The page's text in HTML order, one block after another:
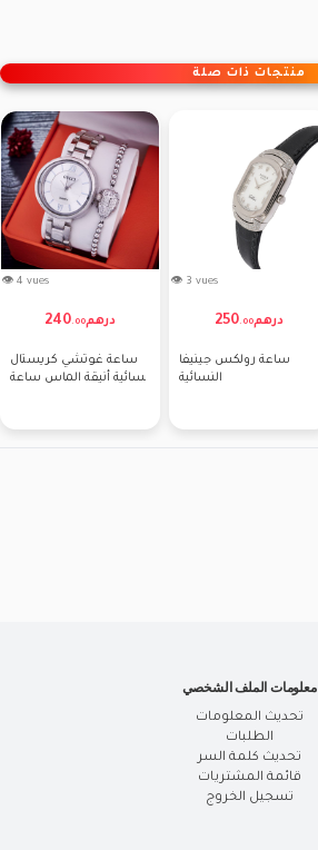
منتجات ذات صلة
👁 4 vues
240. 00درهم
ساعة غوتشي كريستال
نسائية أنيقة الماس ساعة
👁 3 vues
250. 00درهم
ساعة رولكس جينيفا
النسائية
معلومات الملف الشخصي
تحديث المعلومات
الطلبات
تحديث كلمة السر
قائمة المشتريات
تسجيل الخروج